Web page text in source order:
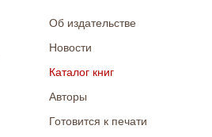
Об издательстве
Новости
Каталог книг
Авторы
Готовится к печати